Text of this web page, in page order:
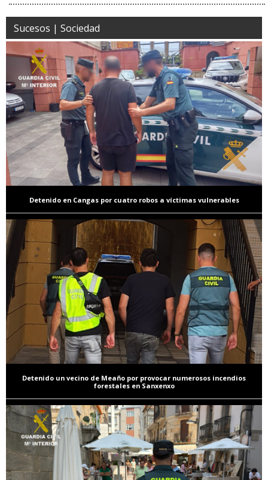
Sucesos | Sociedad
Detenido en Cangas por cuatro robos a víctimas vulnerables
Detenido un vecino de Meaño por provocar numerosos incendios
forestales en Sanxenxo